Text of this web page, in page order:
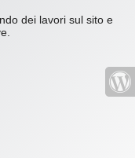
dei lavori sul sito e